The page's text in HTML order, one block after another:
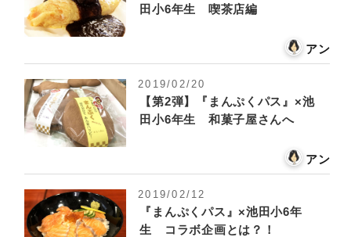
田小6年生 喫茶店編
アン
2019/02/20
【第2弾】『まんぷくパス』×池
田小6年生 和菓子屋さんへ
アン
2019/02/12
『まんぷくパス』×池田小6年
生 コラボ企画とは？！